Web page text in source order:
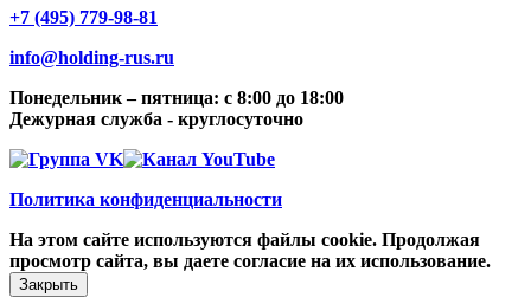
+7 (495) 779-98-81
info@holding-rus.ru
Понедельник – пятница: с 8:00 до 18:00
Дежурная служба - круглосуточно
Политика конфиденциальности
На этом сайте используются файлы cookie. Продолжая
просмотр сайта, вы даете согласие на их использование.
Закрыть